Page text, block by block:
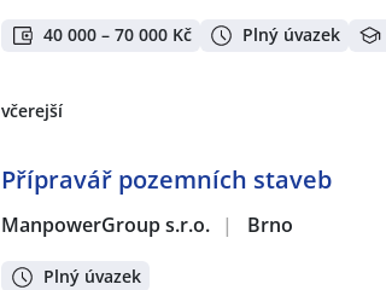
40 000 – 70 000 Kč Plný úvazek
včerejší
Přípravář pozemních staveb
ManpowerGroup s.r.o. | Brno
Plný úvazek